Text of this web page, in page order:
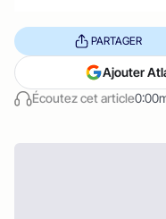
Écoutez cet article
PARTAGER
Ajouter